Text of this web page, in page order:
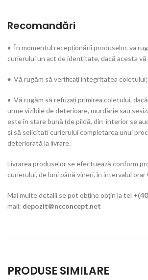
Recomandări
♦ În momentul recepționării produselor, va
curierului un act de identitate, dacă acesta
♦ Vă rugăm să verificați integritatea coletului;
♦ Vă rugăm să refuzați primirea coletului,
urme vizibile de deterioare, murdărie sau
este în stare bună (de pildă, din interior se
și să solicitati curierului completarea unui
deteriorată la livrare.
Livrarea produselor se efectuează conform
curierului, de luni până vineri, în intervalul orar
Mai multe detalii se pot obține obțin la tel
mail: depozit@ncconcept.net
PRODUSE SIMILARE